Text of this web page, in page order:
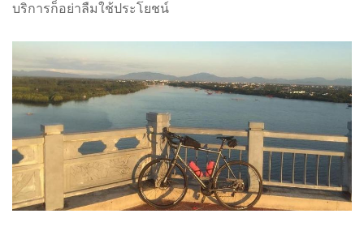
บริการก็อย่าลืมใช้ประโยชน์